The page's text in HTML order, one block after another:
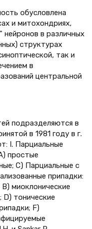
обусловлена
и митохондриях,
нейронов в различных
структурах
так и
в
центральной
подразделяются в
в 1981 году в г.
I. Парциальные
простые
С) Парциальные с
припадки:
миоклонические
D) тонические
F)